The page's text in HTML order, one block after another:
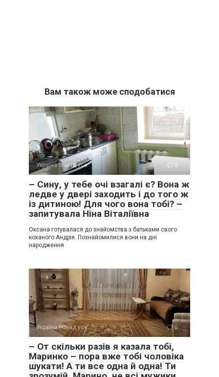
Вам також може сподобатися
Україна понад усе 0
– Сину, у тебе очі взагалі є? Вона ж
ледве у двері заходить і до того ж
із дитиною! Для чого вона тобі? –
запитувала Ніна Віталіївна
Оксана готувалася до знайомства з батьками свого
коханого Андрія. Познайомилися вони на дні
народження
Україна понад усе 0
– От скільки разів я казала тобі,
Маринко – пора вже тобі чоловіка
шукати! А ти все одна й одна! Ти